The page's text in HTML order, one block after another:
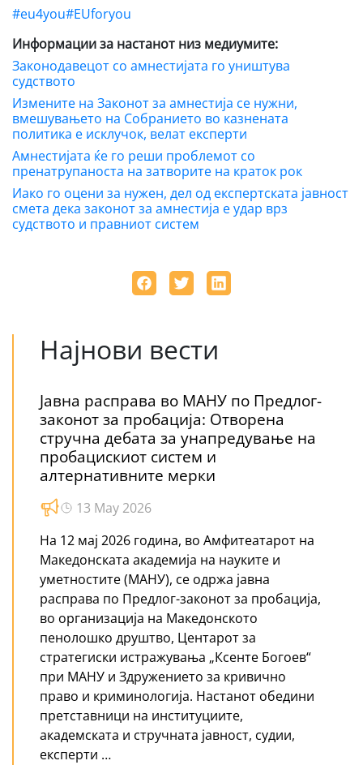
#eu4yоu#EUforyou
Информации за настанот низ медиумите:
Законодавецот со амнестијата го уништува
судството
Измените на Законот за амнестија се нужни,
вмешувањето на Собранието во казнената
политика е исклучок, велат експерти
Амнестијата ќе го реши проблемот со
пренатрупаноста на затворите на краток рок
Иако го оцени за нужен, дел од експертската јавност
смета дека законот за амнестија е удар врз
судството и правниот систем
Најнови вести
Јавна расправа во МАНУ по Предлог-
законот за пробација: Отворена
стручна дебата за унапредување на
пробацискиот систем и
алтернативните мерки
13 May 2026
На 12 мај 2026 година, во Амфитеатарот на
Македонската академија на науките и
уметностите (МАНУ), се одржа јавна
расправа по Предлог-законот за пробација,
во организација на Македонското
пенолошко друштво, Центарот за
стратегиски истражувања „Ксенте Богоев“
при МАНУ и Здружението за кривично
право и криминологија. Настанот обедини
претставници на институциите,
академската и стручната јавност, судии,
експерти …